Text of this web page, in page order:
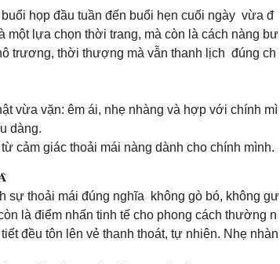
họp đầu tuần đến buổi hẹn cuối ngày vừa đ
một lựa chọn thời trang, mà còn là cách nàng bư
trương, thời thượng mà vẫn thanh lịch đúng ch
vừa vặn: êm ái, nhẹ nhàng và hợp với chính mì
dàng.
cảm giác thoải mái nàng dành cho chính mình.
sự thoải mái đúng nghĩa không gò bó, không gư
là điểm nhấn tinh tế cho phong cách thường n
đều tôn lên vẻ thanh thoát, tự nhiên. Nhẹ nhàn